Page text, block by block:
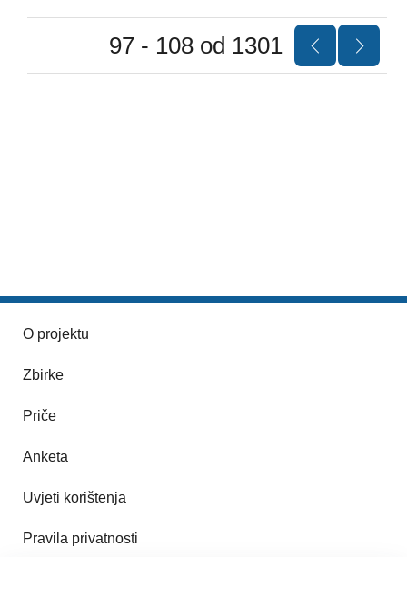
97 - 108 od 1301
O projektu
Zbirke
Priče
Anketa
Uvjeti korištenja
Pravila privatnosti